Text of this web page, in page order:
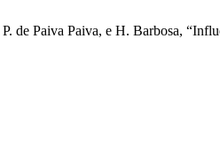
de Paiva Paiva, e H. Barbosa,